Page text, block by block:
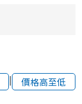
| 價格高至低